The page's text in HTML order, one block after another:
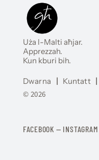
Uża l-Malti aħjar.
Apprezzah.
Kun kburi bih.
Dwarna | Kuntatt |
© 2026
FACEBOOK — INSTAGRAM